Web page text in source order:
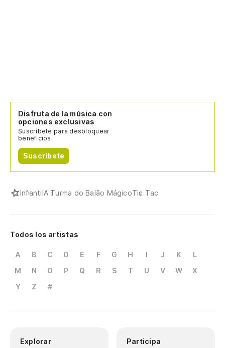
Disfruta de la música con
opciones exclusivas
Suscríbete para desbloquear
beneficios.
Suscríbete
InfantilA Turma do Balão MágicoTic Tac
Todos los artistas
A B C D E F G H I J K
L
M
N O P Q R S T U V W
X
Y
Z #
Explorar Participa